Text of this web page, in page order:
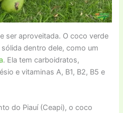
ser aproveitada. O coco verde
dentro dele, como um
. Ela tem carboidratos,
e vitaminas A, B1, B2, B5 e
do Piauí (Ceapi), o coco